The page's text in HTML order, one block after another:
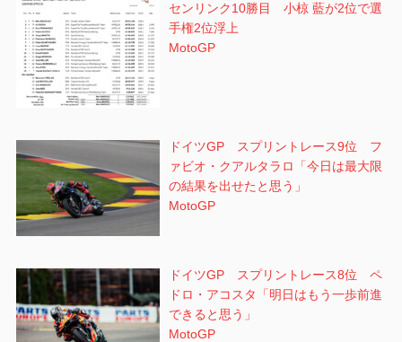
センリンク10勝目 小椋 藍が2位で選
手権2位浮上
MotoGP
ドイツGP スプリントレース9位 フ
ァビオ・クアルタラロ「今日は最大限
の結果を出せたと思う」
MotoGP
ドイツGP スプリントレース8位 ペ
ドロ・アコスタ「明日はもう一歩前進
できると思う」
MotoGP